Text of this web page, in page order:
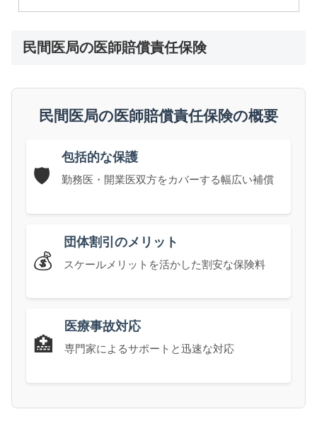
民間医局の医師賠償責任保険
民間医局の医師賠償責任保険の概要
🛡️
包括的な保護
勤務医・開業医双方をカバーする幅広い補償
💰
団体割引のメリット
スケールメリットを活かした割安な保険料
🏥
医療事故対応
専門家によるサポートと迅速な対応